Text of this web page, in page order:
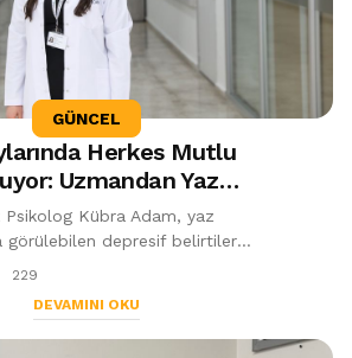
GÜNCEL
Herkes Mutlu
Uzmandan Yaz
ve Tatil Stresi
Uyarısı
Psikolog Kübra Adam, yaz
görülebilen depresif belirtiler,
sosyal medyanın psikolojik
229
DEVAMINI OKU